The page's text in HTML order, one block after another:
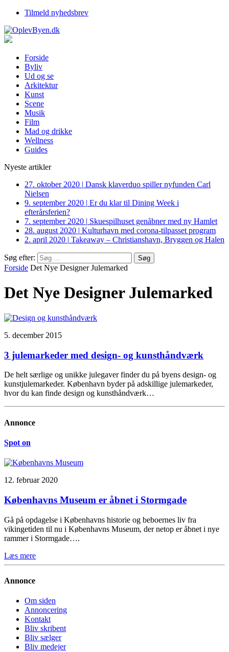
Tilmeld nyhedsbrev
Forside
Byliv
Ud og se
Arkitektur
Kunst
Scene
Musik
Film
Mad og drikke
Wellness
Guides
Nyeste artikler
27. oktober 2020 | Dansk klaverduo spiller nyfunden Carl
Nielsen
9. september 2020 | Er du klar til Dining Week i
efterårsferien?
7. september 2020 | Skuespilhuset genåbner med ny Hamlet
28. august 2020 | Kulturhavn med corona-tilpasset program
2. april 2020 | Takeaway – Christianshavn, Bryggen og Halen
Søg efter:
Forside Det Nye Designer Julemarked
Det Nye Designer Julemarked
5. december 2015
3 julemarkeder med design- og kunsthåndværk
De helt særlige og unikke julegaver finder du på byens design- og
kunstjulemarkeder. København byder på adskillige julemarkeder,
hvor du kan finde design og kunsthåndværk…
Annonce
Spot on
12. februar 2020
Københavns Museum er åbnet i Stormgade
Gå på opdagelse i Københavns historie og beboernes liv fra
vikingetiden til nu i Københavns Museum, der netop er åbnet i nye
rammer i Stormgade….
Læs mere
Annonce
Om siden
Annoncering
Kontakt
Bliv skribent
Bliv sælger
Bliv medejer